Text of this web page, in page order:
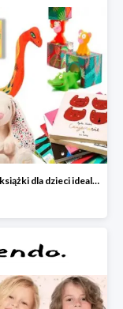
Zabawki i książki dla dzieci idealne na prezent w Endo od 6,90 zł